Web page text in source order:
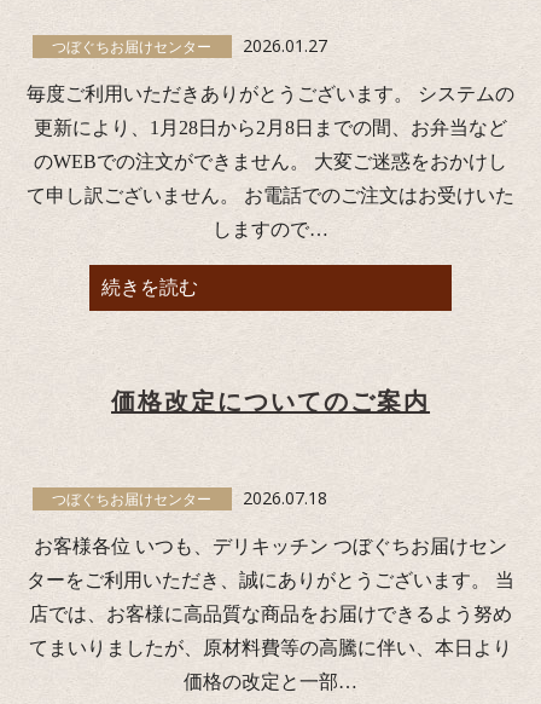
つぼぐちお届けセンター 2026.01.27
毎度ご利用いただきありがとうございます。 システムの
更新により、1月28日から2月8日までの間、お弁当など
のWEBでの注文ができません。 大変ご迷惑をおかけし
て申し訳ございません。 お電話でのご注文はお受けいた
しますので…
続きを読む
価格改定についてのご案内
つぼぐちお届けセンター 2026.07.18
お客様各位 いつも、デリキッチン つぼぐちお届けセン
ターをご利用いただき、誠にありがとうございます。 当
店では、お客様に高品質な商品をお届けできるよう努め
てまいりましたが、原材料費等の高騰に伴い、本日より
価格の改定と一部…